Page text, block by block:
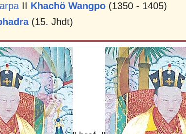
II Khachö Wangpo (1350 - 1405)
(15. Jhdt)